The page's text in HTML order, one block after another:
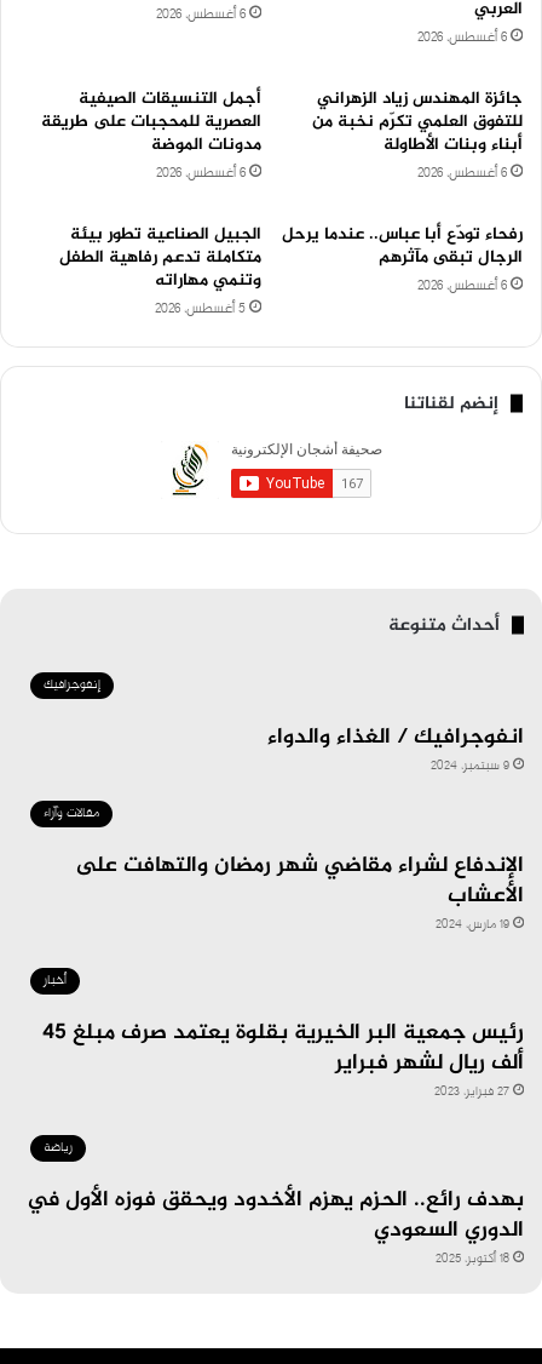
العربي
6 أغسطس، 2026
6 أغسطس، 2026
جائزة المهندس زياد الزهراني
للتفوق العلمي تكرّم نخبة من
أبناء وبنات الأطاولة
6 أغسطس، 2026
أجمل التنسيقات الصيفية
العصرية للمحجبات على طريقة
مدونات الموضة
6 أغسطس، 2026
رفحاء تودّع أبا عباس.. عندما يرحل
الرجال تبقى مآثرهم
6 أغسطس، 2026
الجبيل الصناعية تطور بيئة
متكاملة تدعم رفاهية الطفل
وتنمي مهاراته
5 أغسطس، 2026
إنضم لقناتنا
أحداث متنوعة
إنفوجرافيك
انفوجرافيك / الغذاء والدواء
9 سبتمبر، 2024
مقالات وآراء
الإندفاع لشراء مقاضي شهر رمضان والتهافت على
الأعشاب
19 مارس، 2024
أخبار
رئيس جمعية البر الخيرية بقلوة يعتمد صرف مبلغ 45
ألف ريال لشهر فبراير
27 فبراير، 2023
رياضة
بهدف رائع.. الحزم يهزم الأخدود ويحقق فوزه الأول في
الدوري السعودي
18 أكتوبر، 2025